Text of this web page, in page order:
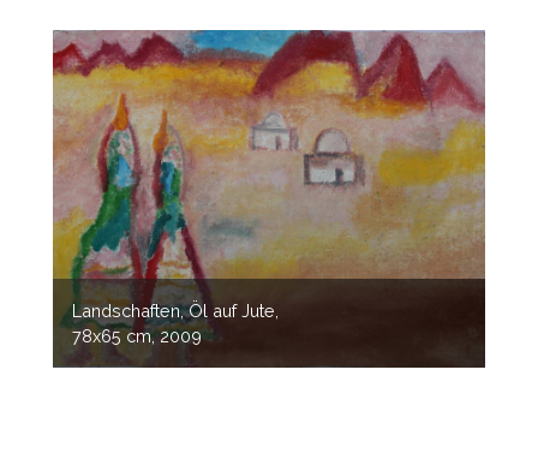
Landschaften, Öl auf Jute,
78x65 cm, 2009